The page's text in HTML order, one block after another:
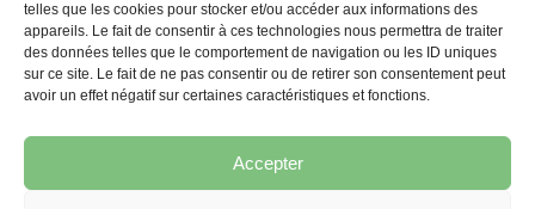
telles que les cookies pour stocker et/ou accéder aux informations des
appareils. Le fait de consentir à ces technologies nous permettra de traiter
des données telles que le comportement de navigation ou les ID uniques
sur ce site. Le fait de ne pas consentir ou de retirer son consentement peut
avoir un effet négatif sur certaines caractéristiques et fonctions.
Accepter
Saint-Germain-En-Laye
Ligne R2-Nord
Tramway T13
20mins à pied du RER A